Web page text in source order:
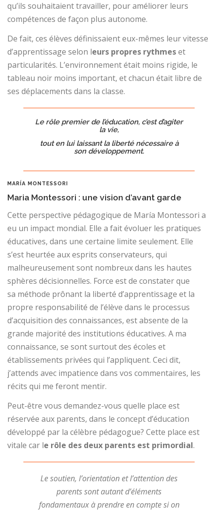
qu’ils souhaitaient travailler, pour améliorer leurs
compétences de façon plus autonome.
De fait, ces élèves définissaient eux-mêmes leur vitesse
d’apprentissage selon leurs propres rythmeset
particularités. L’environnement était moins rigide, le
tableau noir moins important, et chacun était libre de
ses déplacements dans la classe.
Le rôle premier de l’éducation, c’est d’agiter
la vie,
tout en lui laissant la liberté nécessaire à
son développement.
MARÍA MONTESSORI
Maria Montessori : une vision d’avant garde
Cette perspective pédagogique de María Montessori a
eu un impact mondial. Elle a fait évoluer les pratiques
éducatives, dans une certaine limite seulement. Elle
s’est heurtée aux esprits conservateurs, qui
malheureusement sont nombreux dans les hautes
sphères décisionnelles. Force est de constater que
sa méthode prônant la liberté d’apprentissage et la
propre responsabilité de l’élève dans le processus
d’acquisition des connaissances, est absente de la
grande majorité des institutions éducatives. A ma
connaissance, se sont surtout des écoles et
établissements privées qui l’appliquent. Ceci dit,
j’attends avec impatience dans vos commentaires, les
récits qui me feront mentir.
Peut-être vous demandez-vous quelle place est
réservée aux parents, dans le concept d’éducation
développé par la célèbre pédagogue? Cette place est
vitale car le rôle des deux parents est primordial.
Le soutien, l’orientation et l’attention des
parents sont autant d’éléments
fondamentaux à prendre en compte si on